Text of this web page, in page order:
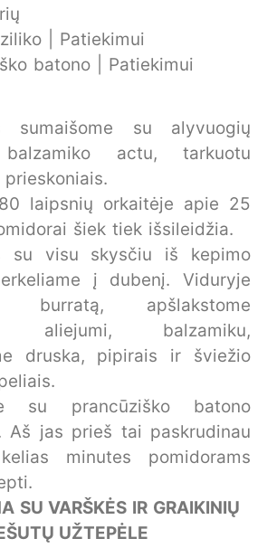
| Patiekimui
batono | Patiekimui
sumaišome su alyvuogių
actu, tarkuotu
laipsnių orkaitėje apie 25
šiek tiek išsileidžia.
su visu skysčiu iš kepimo
į dubenį. Viduryje
burratą, apšlakstome
aliejumi, balzamiku,
druska, pipirais ir šviežio
su prancūziško batono
Aš jas prieš tai paskrudinau
minutes pomidorams
SU VARŠKĖS IR GRAIKINIŲ
UŽTEPĖLE